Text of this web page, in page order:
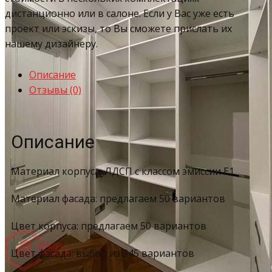
дистанционно или в салоне. Если у Вас уже есть
проект или эскизы, то Вы сможете прислать их
нашему дизайнеру.
Описание
Отзывы (0)
Описание
Материал корпуса: ЛДСП с классом эмиссии Е1
Материал фасада: предлагаем 50 вариантов
Цвет корпуса: предлагаем 50 вариантов
Цвет фасада: выбор из 345 вариантов